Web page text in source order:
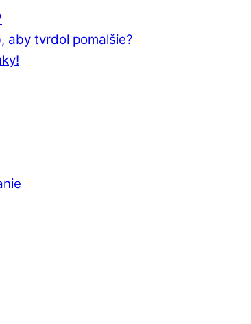
aby tvrdol pomalšie?